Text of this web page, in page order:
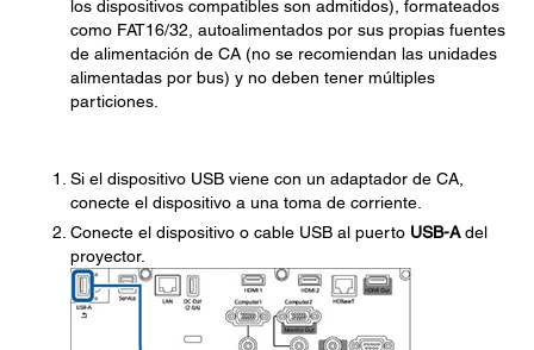
los dispositivos compatibles son admitidos), formateados
como FAT16/32, autoalimentados por sus propias fuentes
de alimentación de CA (no se recomiendan las unidades
alimentadas por bus) y no deben tener múltiples
particiones.
Si el dispositivo USB viene con un adaptador de CA,
conecte el dispositivo a una toma de corriente.
Conecte el dispositivo o cable USB al puerto USB-Adel
proyector.